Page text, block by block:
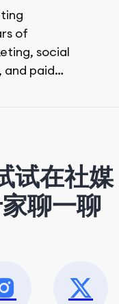
of
social
and paid
试在社媒
聊一聊